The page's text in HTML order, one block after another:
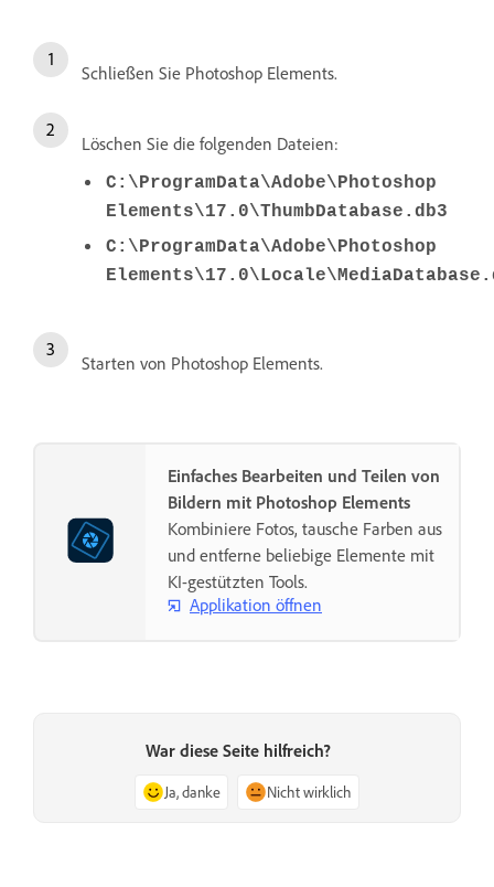
Schließen Sie Photoshop Elements.
Löschen Sie die folgenden Dateien:
C:\ProgramData\Adobe\Photoshop
Elements\17.0\ThumbDatabase.db3
C:\ProgramData\Adobe\Photoshop
Starten von Photoshop Elements.
Einfaches Bearbeiten und Teilen von
Bildern mit Photoshop Elements
Kombiniere Fotos, tausche Farben aus
und entferne beliebige Elemente mit
KI-gestützten Tools.
Applikation öffnen
War diese Seite hilfreich?
Ja, danke Nicht wirklich